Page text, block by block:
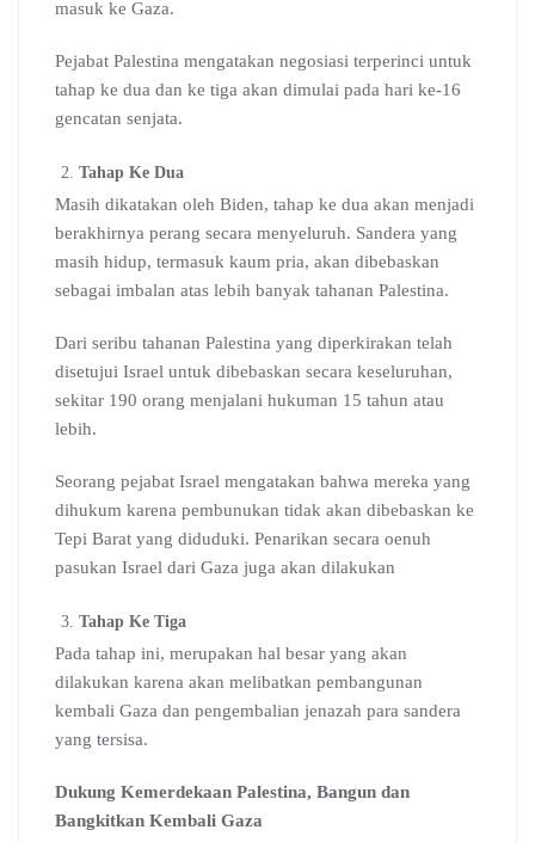
masuk ke Gaza.
Pejabat Palestina mengatakan negosiasi terperinci untuk
tahap ke dua dan ke tiga akan dimulai pada hari ke-16
gencatan senjata.
Tahap Ke Dua
Masih dikatakan oleh Biden, tahap ke dua akan menjadi
berakhirnya perang secara menyeluruh. Sandera yang
masih hidup, termasuk kaum pria, akan dibebaskan
sebagai imbalan atas lebih banyak tahanan Palestina.
Dari seribu tahanan Palestina yang diperkirakan telah
disetujui Israel untuk dibebaskan secara keseluruhan,
sekitar 190 orang menjalani hukuman 15 tahun atau
lebih.
Seorang pejabat Israel mengatakan bahwa mereka yang
dihukum karena pembunukan tidak akan dibebaskan ke
Tepi Barat yang diduduki. Penarikan secara oenuh
pasukan Israel dari Gaza juga akan dilakukan
Tahap Ke Tiga
Pada tahap ini, merupakan hal besar yang akan
dilakukan karena akan melibatkan pembangunan
kembali Gaza dan pengembalian jenazah para sandera
yang tersisa.
Dukung Kemerdekaan Palestina, Bangun dan
Bangkitkan Kembali Gaza